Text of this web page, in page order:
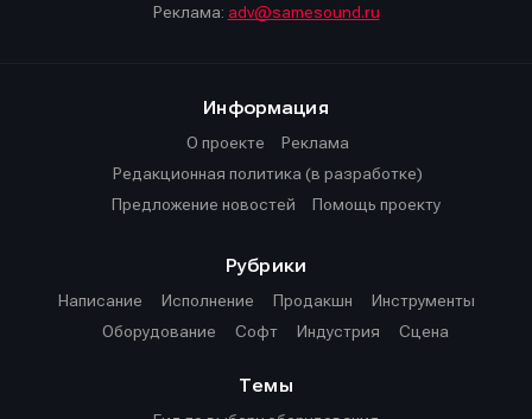
Реклама: adv@samesound.ru
Информация
О проекте
Реклама
Редакционная политика (в разработке)
Предложение новостей
Помощь проекту
Рубрики
Написание
Исполнение Продакшн
Инструменты
Оборудование
Софт Индустрия Сцена
Темы